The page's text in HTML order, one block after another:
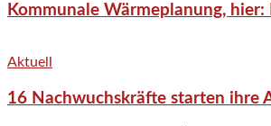
Kommunale Wärmeplanung,
Aktuell
16 Nachwuchskräfte starten ihre